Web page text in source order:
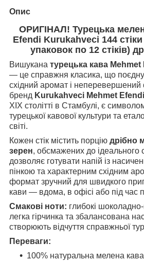
Опис
ОРИГІНАЛ! Турецька
Efendi Kurukahveci 144
упаковок по 12 стіків)
Вишукана турецька кава
— це справжня класика, що
східний аромат і неперевершений
бренд Kurukahveci Mehmet Efendi
XIX столітті в Стамбулі, є
турецької кавової культури та
світі.
Кожен стік містить порцію дрібно
зерен, обсмажених до ідеального
дозволяє готувати напій із
пінкою та характерним східним
формат зручний для швидкого
кави — вдома, в офісі або під час
Смакові ноти: глибокі шоколадно-
легка гірчинка та збалансована
створюють відчуття справжньої
Переваги:
100% натуральна мелена